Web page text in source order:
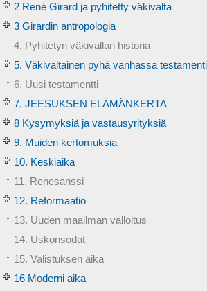
2 René Girard ja pyhitetty väkivalta
3 Girardin antropologia
4. Pyhitetyn väkivallan historia
5. Väkivaltainen pyhä vanhassa
6. Uusi testamentti
7. JEESUKSEN ELÄMÄNKERTA
8 Kysymyksiä ja vastausyrityksiä
9. Muiden kertomuksia
10. Keskiaika
11. Renesanssi
12. Reformaatio
13. Uuden maailman valloitus
14. Uskonsodat
15. Valistuksen aika
16 Moderni aika